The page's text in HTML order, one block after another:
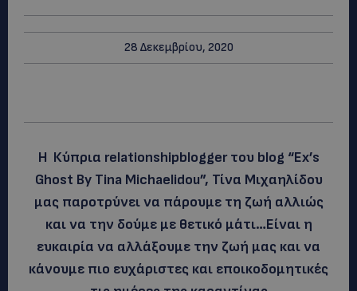
28 Δεκεμβρίου, 2020
Η Κύπρια relationshipblogger του blog “Ex’s
Ghost By Tina Michaelidou”, Τίνα Μιχαηλίδου
μας παροτρύνει να πάρουμε τη ζωή αλλιώς
και να την δούμε με θετικό μάτι…Είναι η
ευκαιρία να αλλάξουμε την ζωή μας και να
κάνουμε πιο ευχάριστες και εποικοδομητικές